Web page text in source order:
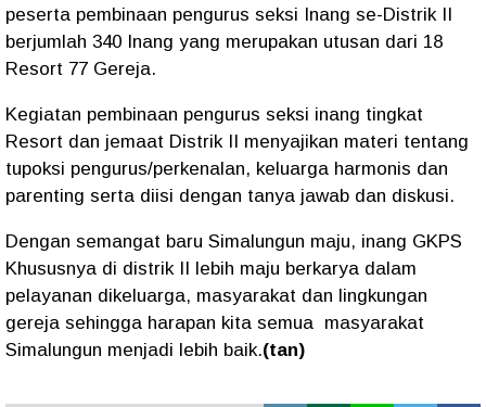
peserta pembinaan pengurus seksi Inang se-Distrik II
berjumlah 340 Inang yang merupakan utusan dari 18
Resort 77 Gereja.
Kegiatan pembinaan pengurus seksi inang tingkat
Resort dan jemaat Distrik II menyajikan materi tentang
tupoksi pengurus/perkenalan, keluarga harmonis dan
parenting serta diisi dengan tanya jawab dan diskusi.
Dengan semangat baru Simalungun maju, inang GKPS
Khususnya di distrik II lebih maju berkarya dalam
pelayanan dikeluarga, masyarakat dan lingkungan
gereja sehingga harapan kita semua masyarakat
Simalungun menjadi lebih baik.(tan)